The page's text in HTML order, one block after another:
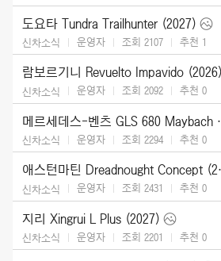
도요타 Tundra Trailhunter (2027)
신차소식 운영자 조회 2107 추천 1
람보르기니 Revuelto Impavido (2026)
신차소식 운영자 조회 2092 추천 0
메르세
신차소식 운영자 조회 2294 추천 0
애스턴
신차소식 운영자 조회 2431 추천 0
지리 Xingrui L Plus (2027)
신차소식 운영자 조회 2201 추천 0